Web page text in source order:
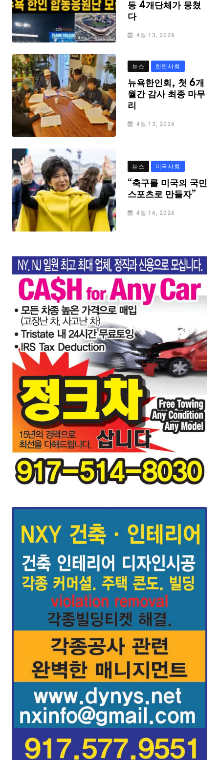
등 4개단체가 뭉쳤
다
4월 13, 2026
뉴스 한인사회
뉴욕한인회, 첫 6개
월간 감사 최종 마무
리
4월 13, 2026
뉴스 미국사회
“축구를 미국의 국민
스포츠로 만들자”
4월 16, 2026